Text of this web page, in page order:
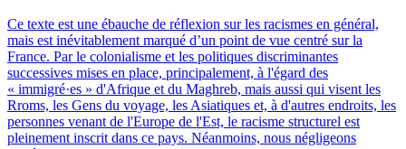
Ce texte est une ébauche de réflexion sur les racismes en général,
mais est inévitablement marqué d’un point de vue centré sur la
France. Par le colonialisme et les politiques discriminantes
successives mises en place, principalement, à l'égard des
« immigré·es » d'Afrique et du Maghreb, mais aussi qui visent les
Rroms, les Gens du voyage, les Asiatiques et, à d'autres endroits, les
personnes venant de l'Europe de l'Est, le racisme structurel est
pleinement inscrit dans ce pays. Néanmoins, nous négligeons